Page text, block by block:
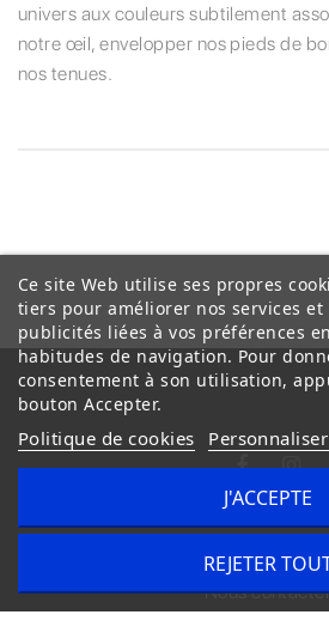
univers aux couleurs subtilement
notre œil, envelopper nos pieds de
nos tenues.
Conditions Générales
Nous
Ce site Web utilise ses propres
tiers pour améliorer nos services et
publicités liées à vos préférences
habitudes de navigation. Pour
consentement à son utilisation,
bouton Accepter.
Politique de cookies
REJETER
J'ACCEPTE